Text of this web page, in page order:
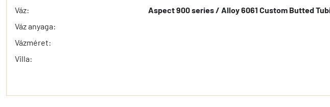
Váz:
Aspect 900 series / Alloy 6061 Custom Butted
Váz anyaga:
Vázméret:
Villa: